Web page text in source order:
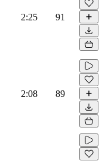
2:25 91
2:08 89